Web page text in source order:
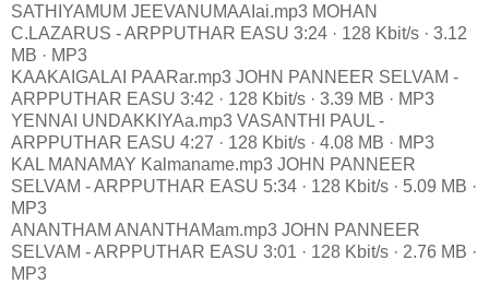
SATHIYAMUM JEEVANUMAAIai.mp3 MOHAN
C.LAZARUS - ARPPUTHAR EASU 3:24 · 128 Kbit/s · 3.12
MB · MP3
KAAKAIGALAI PAARar.mp3 JOHN PANNEER SELVAM -
ARPPUTHAR EASU 3:42 · 128 Kbit/s · 3.39 MB · MP3
YENNAI UNDAKKIYAa.mp3 VASANTHI PAUL -
ARPPUTHAR EASU 4:27 · 128 Kbit/s · 4.08 MB · MP3
KAL MANAMAY Kalmaname.mp3 JOHN PANNEER
SELVAM - ARPPUTHAR EASU 5:34 · 128 Kbit/s · 5.09 MB ·
MP3
ANANTHAM ANANTHAMam.mp3 JOHN PANNEER
SELVAM - ARPPUTHAR EASU 3:01 · 128 Kbit/s · 2.76 MB ·
MP3